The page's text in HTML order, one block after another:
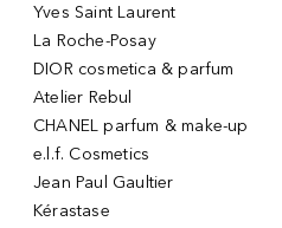
Yves Saint Laurent
La Roche-Posay
DIOR cosmetica & parfum
Atelier Rebul
CHANEL parfum & make-up
e.l.f. Cosmetics
Jean Paul Gaultier
Kérastase